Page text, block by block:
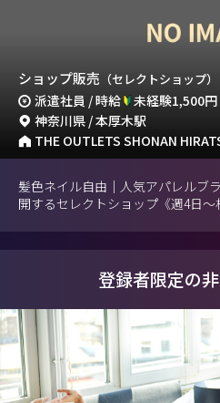
ショップ販売 （セレクトショップ）
派遣社員 / 時給 未経験1,500円
神奈川県 / 本厚木駅
THE OUTLETS SHONAN
髪色ネイル自由｜人気アパレルブ
開するセレクトショップ《週4日～
登録者限定の